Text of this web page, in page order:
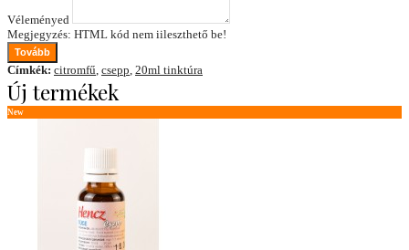
Véleményed
Megjegyzés: HTML kód nem iileszthető be!
Tovább
Címkék: citromfű csepp 20ml tinktúra
Új termékek
New